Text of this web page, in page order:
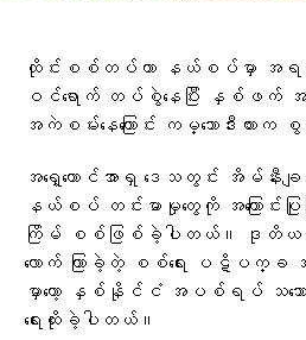
ထိုင်းစစ်တပ်ဟာ နယ်စပ်မှာ အရပ်သာ
ဝင်ရောက် တပ်စွဲနေပြီး နှစ်ဖ
အကဲစမ်းနေကြောင်း ကမ္ဘောဒီးယာ
အရှေ့တောင်အာရှ ဒေသတွင်း အိမ်နီး
နယ်စပ် တင်းမာမှုတွေကို အကြောင်း
ကြိမ် စစ်ဖြစ်ခဲ့ပါတယ်။ ဒုတိယ
လောက် ကြာခဲ့တဲ့ စစ်ရေး ပဋိပက္
မှာတော့ နှစ်နိုင်ငံ အပစ်ရပ် သ
ရေးထိုးခဲ့ပါတယ်။